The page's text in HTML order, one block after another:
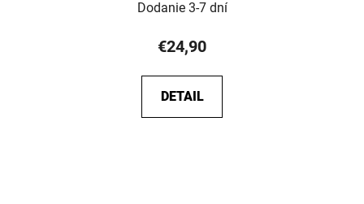
Dodanie 3-7 dní
€24,90
DETAIL